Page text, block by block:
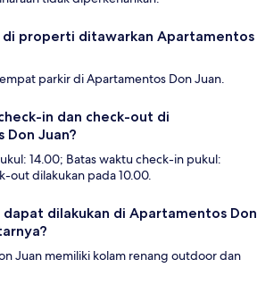
di properti ditawarkan Apartamentos
parkir di Apartamentos Don Juan.
in dan check-out di
Juan?
14.00; Batas waktu check-in pukul:
out dilakukan pada 10.00.
dapat dilakukan di Apartamentos Don
Juan memiliki kolam renang outdoor dan